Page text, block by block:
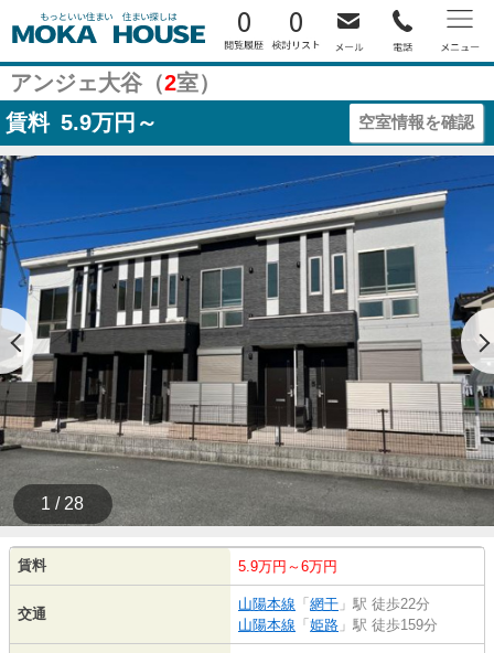
0 0
アンジェ大谷（2室）
賃料 5.9万円～ 空室情報を確認
1 / 28
賃料 5.9万円～6万円
交通
山陽本線 「 網干 」駅 徒歩22分
山陽本線 「 姫路 」駅 徒歩159分